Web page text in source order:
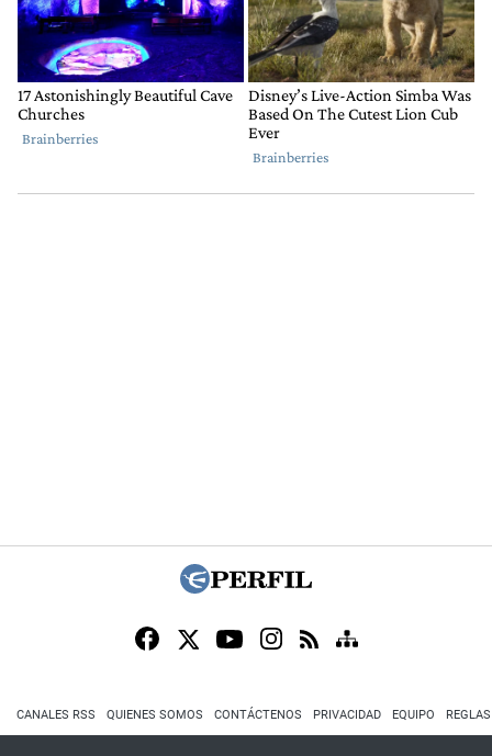
CANALES RSS QUIENES SOMOS CONTÁCTENOS PRIVACIDAD EQUIPO